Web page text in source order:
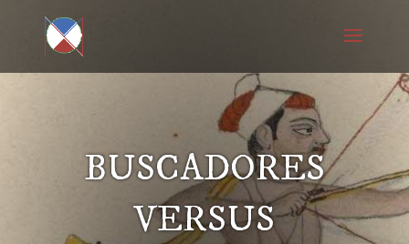
BUSCADORES
VERSUS